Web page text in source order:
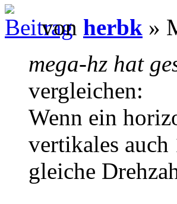
von herbk »
mega-hz hat
vergleichen:
Wenn ein
vertikales auch
gleiche